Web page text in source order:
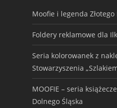
Moofie i legenda Złotego
Foldery reklamowe dla
Seria kolorowanek z
Stowarzyszenia
MOOFIE – seria
Dolnego Śląska